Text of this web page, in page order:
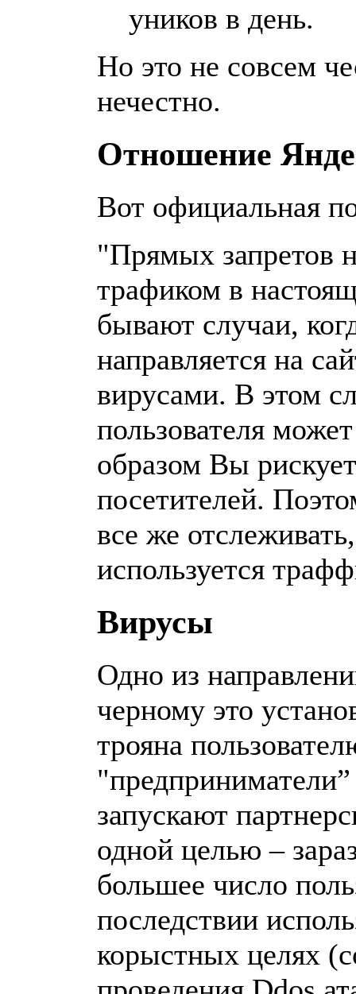
уников в день.
Но это не совсем
нечестно.
Отношение
Вот официальная
"Прямых запретов
трафиком в
бывают случаи,
направляется на
вирусами. В этом
пользователя
образом Вы
посетителей.
все же
используется
Вирусы
Одно из
черному это
трояна
запускают
одной целью –
большее число
последствии
корыстных целях